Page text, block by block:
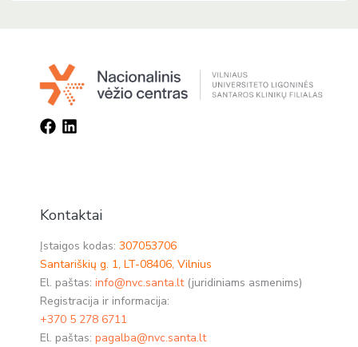
Kontaktai
Įstaigos kodas: 307053706
Santariškių g. 1, LT-08406, Vilnius
El. paštas: info@nvc.santa.lt(juridiniams asmenims)
Registracija ir informacija:
+370 5 278 6711
El. paštas: pagalba@nvc.santa.lt